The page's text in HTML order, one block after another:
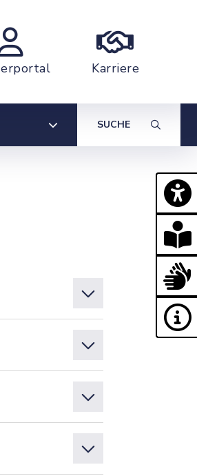
Karriere
SUCHE